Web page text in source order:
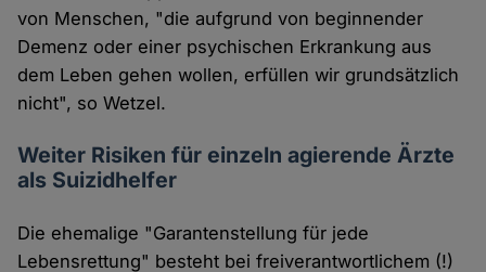
von Menschen, "die aufgrund von beginnender
Demenz oder einer psychischen Erkrankung aus
dem Leben gehen wollen, erfüllen wir grundsätzlich
nicht", so Wetzel.
Weiter Risiken für einzeln agierende Ärzte
als Suizidhelfer
Die ehemalige "Garantenstellung für jede
Lebensrettung" besteht bei freiverantwortlichem (!)